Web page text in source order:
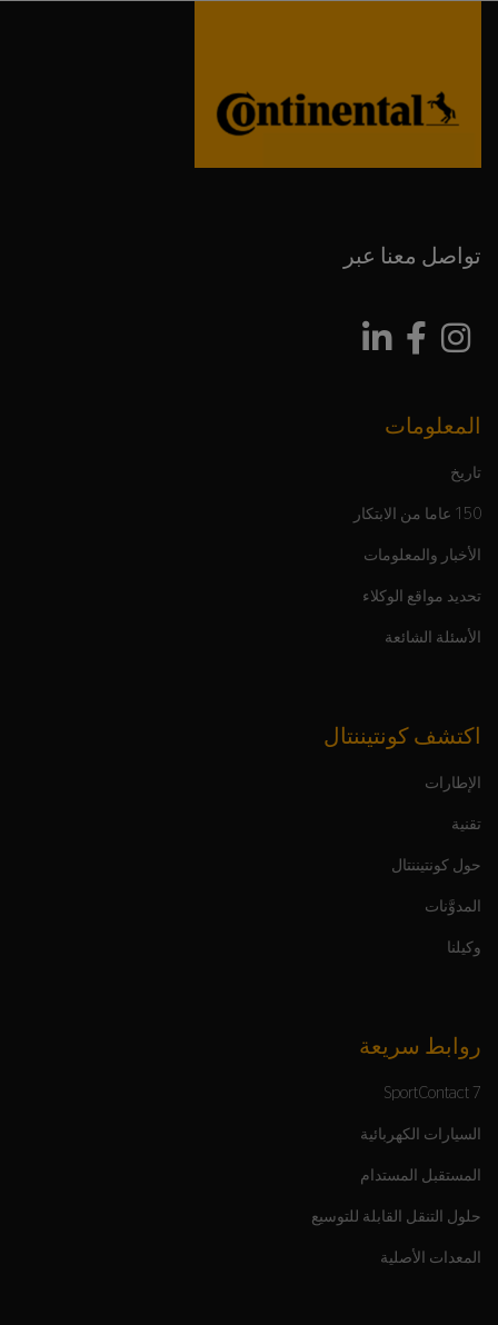
تواصل معنا عبر
المعلومات
تاريخ
150 عاما من الابتكار
الأخبار والمعلومات
تحديد مواقع الوكلاء
الأسئلة الشائعة
اكتشف كونتيننتال
الإطارات
تقنية
حول كونتيننتال
المدوَّنات
وكيلنا
روابط سريعة
SportContact 7
السيارات الكهربائية
المستقبل المستدام
حلول التنقل القابلة للتوسيع
المعدات الأصلية